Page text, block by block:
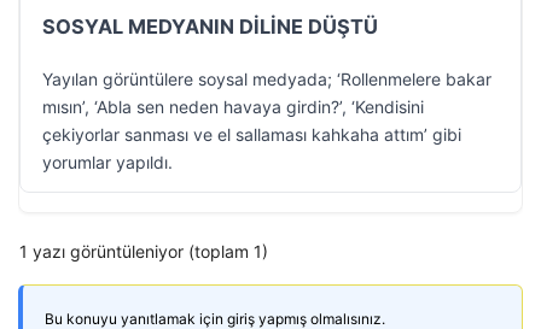
SOSYAL MEDYANIN DİLİNE DÜŞTÜ
Yayılan görüntülere soysal medyada; ‘Rollenmelere bakar
mısın’, ‘Abla sen neden havaya girdin?’, ‘Kendisini
çekiyorlar sanması ve el sallaması kahkaha attım’ gibi
yorumlar yapıldı.
1 yazı görüntüleniyor (toplam 1)
Bu konuyu yanıtlamak için giriş yapmış olmalısınız.